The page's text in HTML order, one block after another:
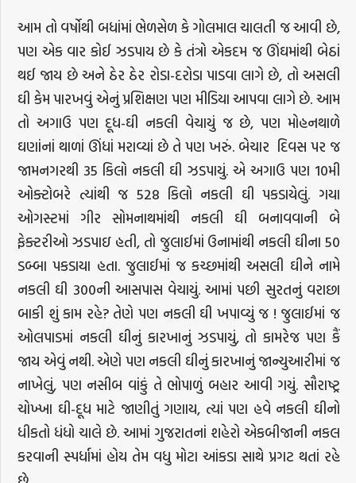
આમ તો વર્ષોથી બધાંમાં ભેળસેળ કે ગોલમાલ ચાલતી જ આવી છે,
પણ એક વાર કોઈ ઝડપાય છે કે તંત્રો એકદમ જ ઊંઘમાંથી બેઠાં
થઈ જાય છે અને ઠેર ઠેર રોડા-દરોડા પાડવા લાગે છે, તો અસલી
ઘી કેમ પારખવું એનું પ્રશિક્ષણ પણ મીડિયા આપવા લાગે છે. આમ
તો અગાઉ પણ દૂધ-ઘી નકલી વેચાયું જ છે, પણ મોહનથાળે
ઘણાંનાં થાળાં ઊંધાં મરાવ્યાં છે તે પણ ખરું. બેચાર દિવસ પર જ
જામનગરથી 35 કિલો નકલી ઘી ઝડપાયું. એ અગાઉ પણ 10મી
ઓક્ટોબરે ત્યાંથી જ 528 કિલો નકલી ઘી પકડાયેલું. ગયા
ઓગસ્ટમાં ગીર સોમનાથમાંથી નકલી ઘી બનાવવાની બે
ફેક્ટરીઓ ઝડપાઇ હતી, તો જુલાઈમાં ઉનામાંથી નકલી ઘીના 50
ડબ્બા પકડાયા હતા. જુલાઈમાં જ કચ્છમાંથી અસલી ઘીને નામે
નકલી ઘી 300ની આસપાસ વેચાયું. આમાં પછી સુરતનું વરાછા
બાકી શું કામ રહે? તેણે પણ નકલી ઘી ખપાવ્યું જ ! જુલાઈમાં જ
ઓલપાડમાં નકલી ઘીનું કારખાનું ઝડપાયું, તો કામરેજ પણ કૈં
જાય એવું નથી. એણે પણ નકલી ઘીનું કારખાનું જાન્યુઆરીમાં જ
નાખેલું, પણ નસીબ વાંકું તે ભોપાળું બહાર આવી ગયું. સૌરાષ્ટ્ર
ચોખ્ખા ઘી-દૂધ માટે જાણીતું ગણાય, ત્યાં પણ હવે નકલી ઘીનો
ધીકતો ધંધો ચાલે છે. આમાં ગુજરાતનાં શહેરો એકબીજાની નકલ
કરવાની સ્પર્ધામાં હોય તેમ વધુ મોટા આંકડા સાથે પ્રગટ થતાં રહે